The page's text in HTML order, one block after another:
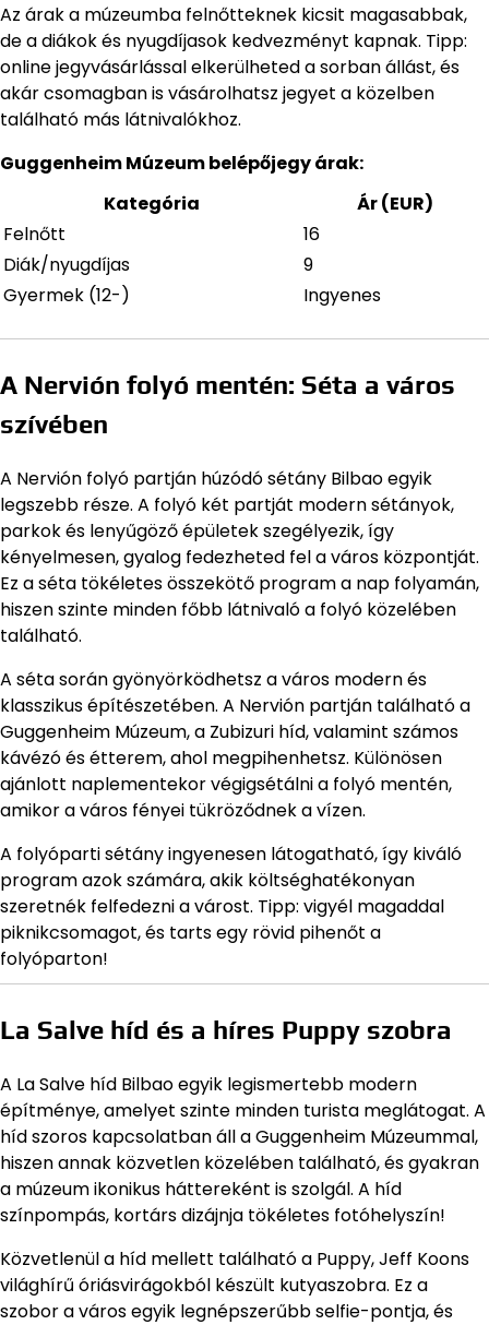
Az árak a múzeumba felnőtteknek kicsit magasabbak,
de a diákok és nyugdíjasok kedvezményt kapnak. Tipp:
online jegyvásárlással elkerülheted a sorban állást, és
akár csomagban is vásárolhatsz jegyet a közelben
található más látnivalókhoz.
Guggenheim Múzeum belépőjegy árak:
Kategória
Ár (EUR)
Felnőtt
16
Diák/nyugdíjas
9
Gyermek (12-)
Ingyenes
A Nervión folyó mentén: Séta a város
szívében
A Nervión folyó partján húzódó sétány Bilbao egyik
legszebb része. A folyó két partját modern sétányok,
parkok és lenyűgöző épületek szegélyezik, így
kényelmesen, gyalog fedezheted fel a város központját.
Ez a séta tökéletes összekötő program a nap folyamán,
hiszen szinte minden főbb látnivaló a folyó közelében
található.
A séta során gyönyörködhetsz a város modern és
klasszikus építészetében. A Nervión partján található a
Guggenheim Múzeum, a Zubizuri híd, valamint számos
kávézó és étterem, ahol megpihenhetsz. Különösen
ajánlott naplementekor végigsétálni a folyó mentén,
amikor a város fényei tükröződnek a vízen.
A folyóparti sétány ingyenesen látogatható, így kiváló
program azok számára, akik költséghatékonyan
szeretnék felfedezni a várost. Tipp: vigyél magaddal
piknikcsomagot, és tarts egy rövid pihenőt a
folyóparton!
La Salve híd és a híres Puppy szobra
A La Salve híd Bilbao egyik legismertebb modern
építménye, amelyet szinte minden turista meglátogat. A
híd szoros kapcsolatban áll a Guggenheim Múzeummal,
hiszen annak közvetlen közelében található, és gyakran
a múzeum ikonikus háttereként is szolgál. A híd
színpompás, kortárs dizájnja tökéletes fotóhelyszín!
Közvetlenül a híd mellett található a Puppy, Jeff Koons
világhírű óriásvirágokból készült kutyaszobra. Ez a
szobor a város egyik legnépszerűbb selfie-pontja, és